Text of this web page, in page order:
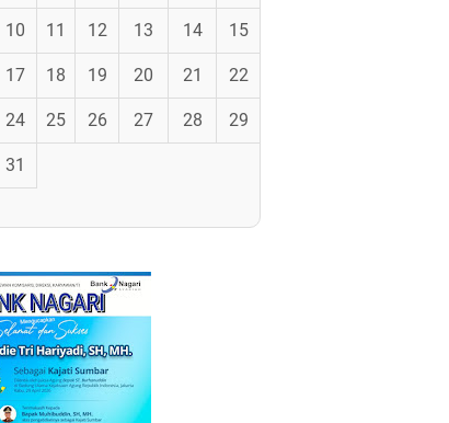
10 11 12 13 14 15
17 18 19 20 21 22
24 25 26 27 28 29
31